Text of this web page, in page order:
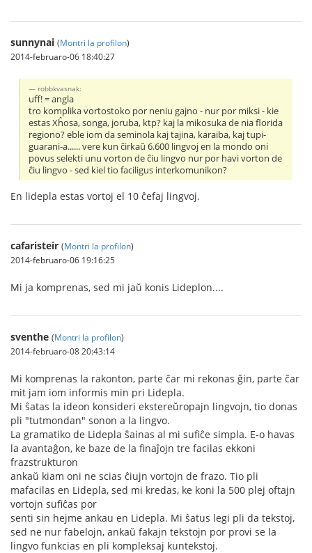
sunnynai (Montri la profilon)
2014-februaro-06 18:40:27
robbkvasnak:
uff! = angla
tro komplika vortostoko por neniu gajno - nur por miksi - kie
estas Xĥosa, songa, joruba, ktp? kaj la mikosuka de nia florida
regiono? eble iom da seminola kaj tajina, karaiba, kaj tupi-
guarani-a...... vere kun ĉirkaŭ 6.600 lingvoj en la mondo oni
povus selekti unu vorton de ĉiu lingvo nur por havi vorton de
ĉiu lingvo - sed kiel tio faciligus interkomunikon?
En lidepla estas vortoj el 10 ĉefaj lingvoj.
cafaristeir (Montri la profilon)
2014-februaro-06 19:16:25
Mi ja komprenas, sed mi jaŭ konis Lideplon....
sventhe (Montri la profilon)
2014-februaro-08 20:43:14
Mi komprenas la rakonton, parte ĉar mi rekonas ĝin, parte ĉar
mit jam iom informis min pri Lidepla.
Mi ŝatas la ideon konsideri ekstereŭropajn lingvojn, tio donas
pli "tutmondan" sonon a la lingvo.
La gramatiko de Lidepla ŝainas al mi sufiĉe simpla. E-o havas
la avantaĝon, ke baze de la finaĵojn tre facilas ekkoni
frazstrukturon
ankaŭ kiam oni ne scias ĉiujn vortojn de frazo. Tio pli
mafacilas en Lidepla, sed mi kredas, ke koni la 500 plej oftajn
vortojn sufiĉas por
senti sin hejme ankau en Lidepla. Mi ŝatus legi pli da tekstoj,
sed ne nur fabelojn, ankaŭ fakajn tekstojn por provi se la
lingvo funkcias en pli kompleksaj kuntekstoj.